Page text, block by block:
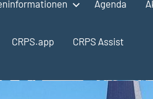
Agenda
CRPS.app CRPS Assist